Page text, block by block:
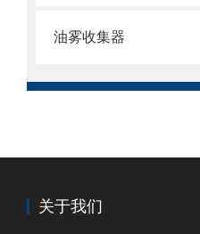
油雾收集器
关于我们